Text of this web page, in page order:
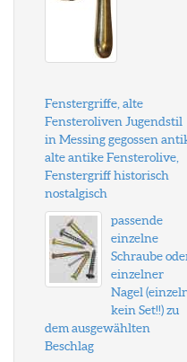
Fenstergriffe, alte
Fensteroliven Jugendstil
in Messing gegossen
alte antike Fensterolive,
Fenstergriff historisch
nostalgisch
passende
einzelne
Schraube
einzelner
Nagel
kein Set!!) zu
dem ausgewählten
Beschlag